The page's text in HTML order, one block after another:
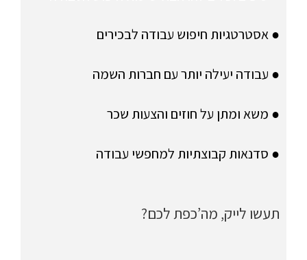
● אסטרטגיות חיפוש עבודה לבכירים
● עבודה יעילה יותר עם חברות השמה
● משא ומתן על חוזים והצעות שכר
● סדנאות קבוצתיות למחפשי עבודה
תעשו לייק, מה’כפת לכם?